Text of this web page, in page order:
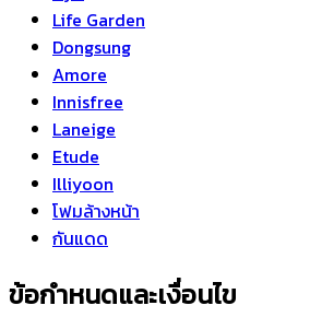
Life Garden
Dongsung
Amore
Innisfree
Laneige
Etude
Illiyoon
โฟมล้างหน้า
กันแดด
ข้อกำหนดและเงื่อนไข